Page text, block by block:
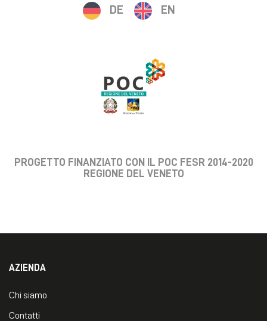
DE EN
PROGETTO FINANZIATO CON IL POC FESR 2014-2020
REGIONE DEL VENETO
AZIENDA
Chi siamo
Contatti